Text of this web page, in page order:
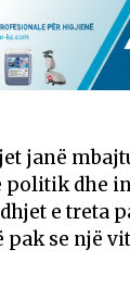
janë
politik dhe
e treta
se një